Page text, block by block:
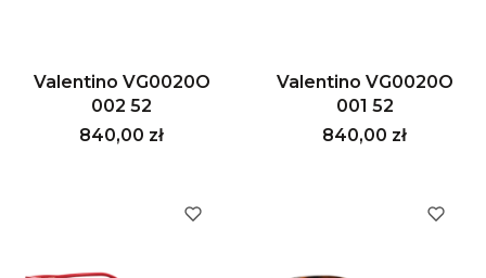
Valentino VG0020O
002 52
Cena
840,00 zł
Valentino VG0020O
001 52
Cena
840,00 zł